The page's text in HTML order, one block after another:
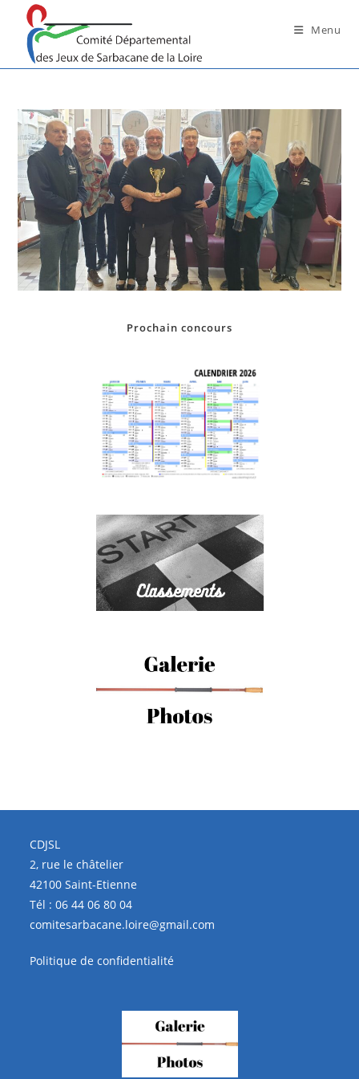
content
Menu
Prochain concours
CDJSL
2, rue le châtelier
42100 Saint-Etienne
Tél :06 44 06 80 04
comitesarbacane.loire@gmail.com
Politique de confidentialité